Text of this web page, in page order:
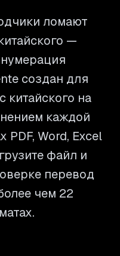
ломают
—
создан для
китайского на
каждой
PDF, Word, Excel
файл и
перевод
чем 22